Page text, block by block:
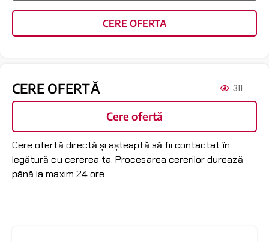
CERE OFERTA
CERE OFERTĂ 311
Cere ofertă
Cere ofertă directă și așteaptă să fii contactat în
legătură cu cererea ta. Procesarea cererilor durează
până la maxim 24 ore.